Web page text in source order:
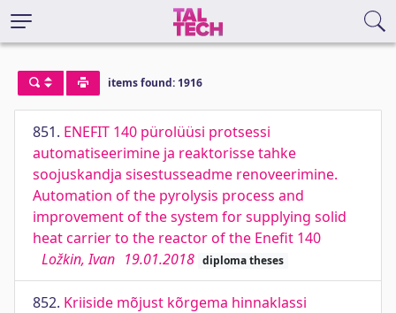
items found: 1916
851. ENEFIT 140 pürolüüsi protsessi
automatiseerimine ja reaktorisse tahke
soojuskandja sisestusseadme renoveerimine.
Automation of the pyrolysis process and
improvement of the system for supplying solid
heat carrier to the reactor of the Enefit 140
Ložkin, Ivan 19.01.2018 diploma theses
852. Kriiside mõjust kõrgema hinnaklassi